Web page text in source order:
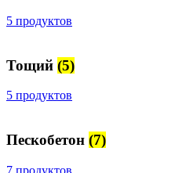
5 продуктов
Тощий (5)
5 продуктов
Пескобетон (7)
7 продуктов